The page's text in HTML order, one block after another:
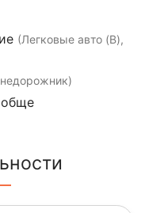
(Легковые авто (B),